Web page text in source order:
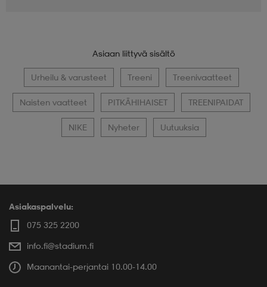
Asiaan liittyvä sisältö
Urheilu & varusteet Treeni Treenivaatteet
Naisten vaatteet PITKÄHIHAISET TREENIPAIDAT
NIKE Nyheter Uutuuksia
Asiakaspalvelu:
075 325 2200
info.fi@stadium.fi
Maanantai-perjantai 10.00-14.00